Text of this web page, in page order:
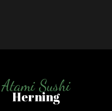
Atami Sushi
Herning